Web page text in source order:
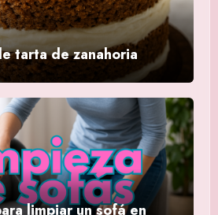
tarta de zanahoria
limpiar un sofá en